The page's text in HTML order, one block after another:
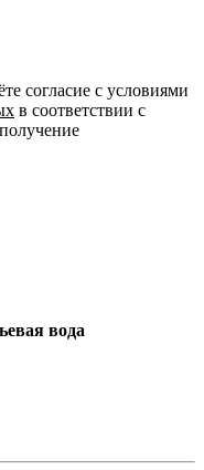
согласие c условиями
в соответствии с
вода